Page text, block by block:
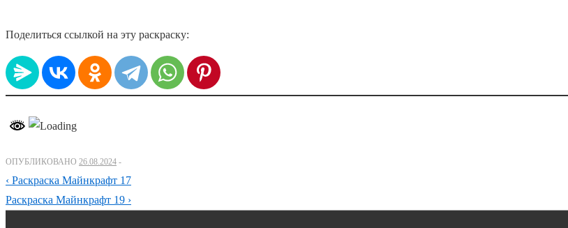
Поделиться ссылкой на эту раскраску:
ОПУБЛИКОВАНО 26.08.2024
Навигация
по
Предыдущий
пост
‹ Раскраска Майнкрафт 17
Следующий
Раскраска Майнкрафт 19 ›